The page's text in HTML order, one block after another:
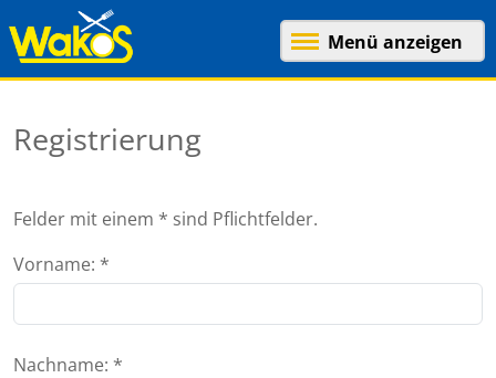
Menü anzeigen
Registrierung
Felder mit einem * sind Pflichtfelder.
Vorname: *
Nachname: *